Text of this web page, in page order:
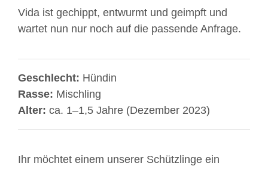
Vida ist gechippt, entwurmt und geimpft und
wartet nun nur noch auf die passende Anfrage.
Geschlecht: Hündin
Rasse: Mischling
Alter: ca. 1–1,5 Jahre (Dezember 2023)
Ihr möchtet einem unserer Schützlinge ein